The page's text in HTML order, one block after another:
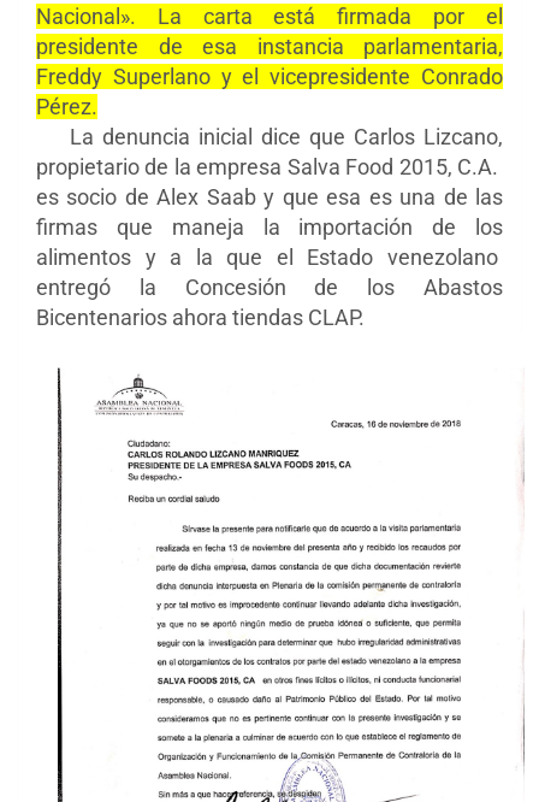
Nacional». La carta está firmada por el
presidente de esa instancia parlamentaria,
Freddy Superlano y el vicepresidente Conrado
Pérez.
La denuncia inicial dice que Carlos Lizcano,
propietario de la empresa Salva Food 2015, C.A.
es socio de Alex Saab y que esa es una de las
firmas que maneja la importación de los
alimentos y a la que el Estado venezolano
entregó la Concesión de los Abastos
Bicentenarios ahora tiendas CLAP.